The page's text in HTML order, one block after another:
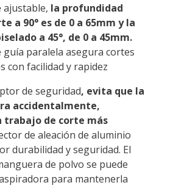
ajustable, la profundidad
a 90° es de 0 a 65mm y la
a 45°, de 0 a 45mm.
guía paralela asegura cortes
con facilidad y rapidez
de seguridad, evita que la
accidentalmente,
trabajo de corte más
de aleación de aluminio
durabilidad y seguridad. El
de polvo se puede
para mantenerla